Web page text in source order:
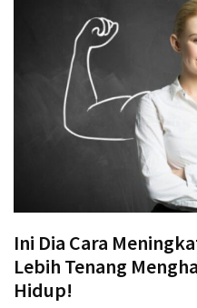
Ini Dia Cara
Lebih Tenang
Hidup!